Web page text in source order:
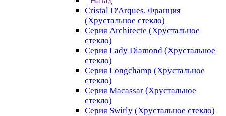
Cristal D'Arques, Франция
(Хрустальное стекло)
Серия Architecte (Хрустальное
стекло)
Серия Lady Diamond (Хрустальное
стекло)
Серия Longchamp (Хрустальное
стекло)
Серия Macassar (Хрустальное
стекло)
Серия Swirly (Хрустальное стекло)